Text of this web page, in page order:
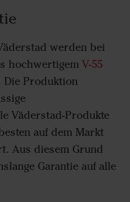
werden bei
hochwertigem V-55
Die Produktion
Väderstad-Produkte
auf dem Markt
Aus diesem Grund
Garantie auf alle